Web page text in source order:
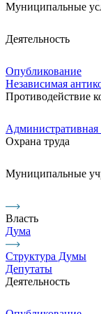
Муниципальные
Деятельность
Опубликование
Независимая
Противодействие
Административная
Охрана труда
Муниципальные
Власть
Дума
Структура Думы
Депутаты
Деятельность